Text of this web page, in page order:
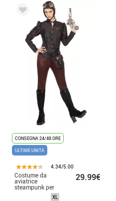
CONSEGNA 24/48 ORE
ULTIME UNITÀ
4.34/5.00
Costume da
aviatrice
steampunk per
donna
29.99€
XL